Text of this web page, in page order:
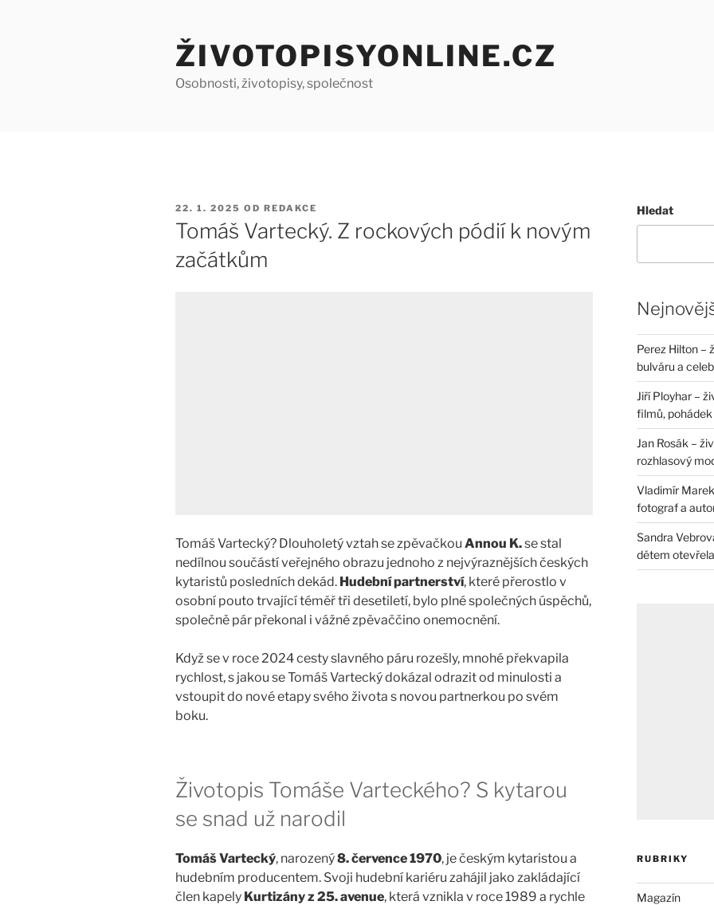
ŽIVOTOPISYONLINE.CZ
Osobnosti, životopisy, společnost
PUBLIKOVÁNO
22. 1. 2025 OD REDAKCE
Tomáš Vartecký. Z rockových pódií k novým
začátkům
Tomáš Vartecký? Dlouholetý vztah se zpěvačkou Annou K.se stal
nedílnou součástí veřejného obrazu jednoho z nejvýraznějších českých
kytaristů posledních dekád. Hudební partnerství, které přerostlo v
osobní pouto trvající téměř tři desetiletí, bylo plné společných úspěchů,
společně pár překonal i vážné zpěvaččino onemocnění.
Když se v roce 2024 cesty slavného páru rozešly, mnohé překvapila
rychlost, s jakou se Tomáš Vartecký dokázal odrazit od minulosti a
vstoupit do nové etapy svého života s novou partnerkou po svém
boku.
Životopis Tomáše Varteckého? S kytarou
se snad už narodil
Tomáš Vartecký, narozený8. července 1970, je českým kytaristou a
hudebním producentem. Svoji hudební kariéru zahájil jako zakládající
člen kapely Kurtizány z 25. avenue, která vznikla v roce 1989 a rychle
Hledat
Perez Hilton –
bulváru a
Jiří Ployhar –
filmů, pohádek
Jan Rosák –
rozhlasový
Vladimír
fotograf a
Sandra
dětem
RUBRIKY
Magazín